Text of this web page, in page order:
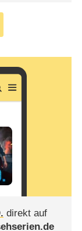
direkt auf